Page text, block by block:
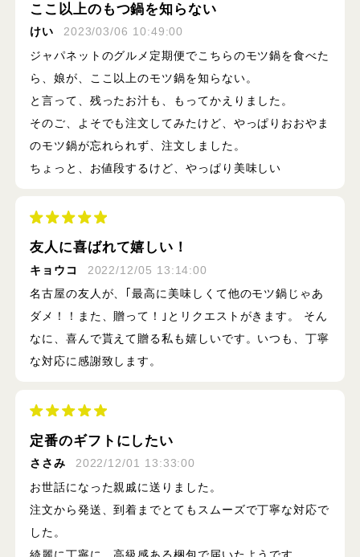
ここ以上のもつ鍋を知らない
けい
2023/03/06 10:49:00
ジャパネットのグルメ定期便でこちらのモツ鍋を食べた
ら、娘が、ここ以上のモツ鍋を知らない。
と言って、残ったお汁も、もってかえりました。
そのご、よそでも注文してみたけど、やっぱりおおやま
のモツ鍋が忘れられず、注文しました。
ちょっと、お値段するけど、やっぱり美味しい
友人に喜ばれて嬉しい！
キョウコ
2022/12/05 13:14:00
名古屋の友人が、｢最高に美味しくて他のモツ鍋じゃあ
ダメ！！また、贈って！｣とリクエストがきます。 そん
なに、喜んで貰えて贈る私も嬉しいです。いつも、丁寧
な対応に感謝致します。
定番のギフトにしたい
ささみ
2022/12/01 13:33:00
お世話になった親戚に送りました。
注文から発送、到着までとてもスムーズで丁寧な対応で
した。
綺麗に丁寧に、高級感ある梱包で届いたようです。